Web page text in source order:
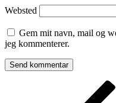
Websted
Gem mit navn, mail og
jeg kommenterer.
Indlægsnavigation